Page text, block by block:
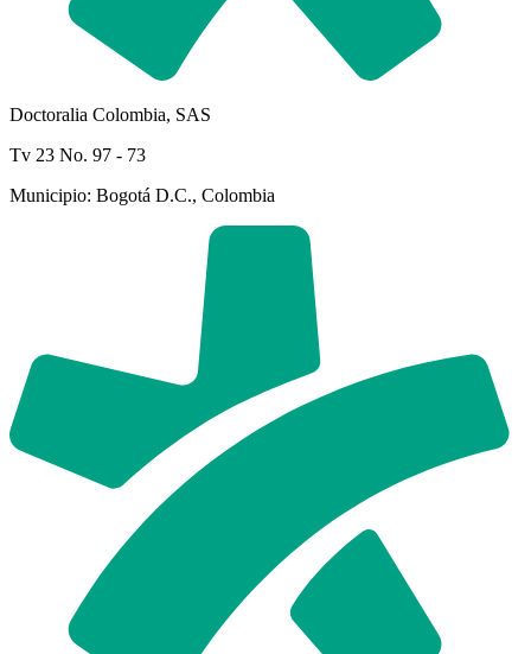
Doctoralia Colombia, SAS
Tv 23 No. 97 - 73
Municipio: Bogotá D.C., Colombia